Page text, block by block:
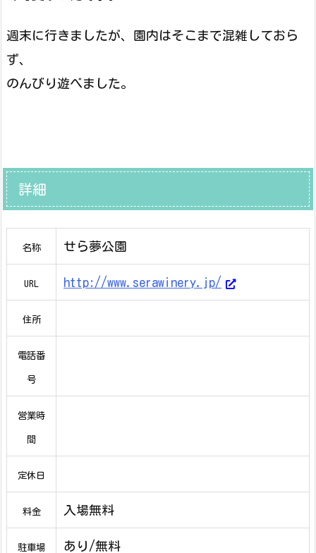
週末に行きましたが、園内はそこまで混雑しておら
ず、
のんびり遊べました。
詳細
名称 せら夢公園
URL http://www.serawinery.jp/
住所
電話番
号
営業時
間
定休日
料金 入場無料
駐車場 あり/無料